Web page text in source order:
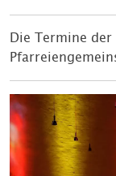
Die Termine